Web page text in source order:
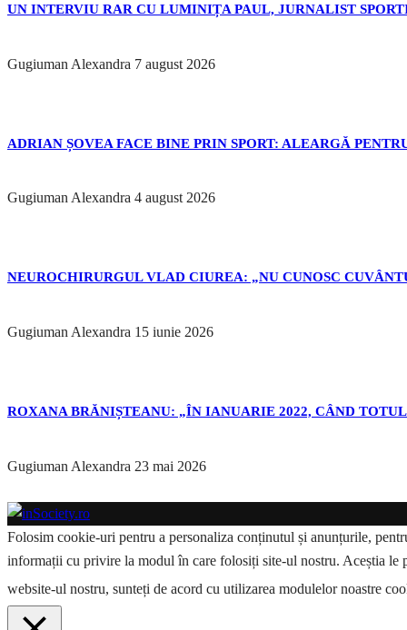
UN INTERVIU RAR CU LUMINIȚA PAUL, JURNALIST
Gugiuman Alexandra 7 august 2026
ADRIAN ȘOVEA FACE BINE PRIN SPORT: ALEARGĂ
Gugiuman Alexandra 4 august 2026
NEUROCHIRURGUL VLAD CIUREA: „NU CUNOSC
Gugiuman Alexandra 15 iunie 2026
ROXANA BRĂNIȘTEANU: „ÎN IANUARIE 2022, CÂND
Gugiuman Alexandra 23 mai 2026
Folosim cookie-uri pentru a personaliza conținutul și anunțurile,
informații cu privire la modul în care folosiți site-ul nostru. Aceștia
website-ul nostru, sunteți de acord cu utilizarea modulelor noastre